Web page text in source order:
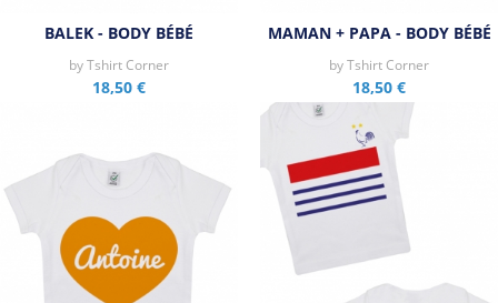
BALEK - BODY BÉBÉ
byTshirt Corner
18,50 €
MAMAN + PAPA - BODY BÉBÉ
byTshirt Corner
18,50 €